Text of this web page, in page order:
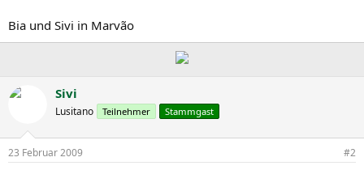
Bia und Sivi in Marvão
Sivi
Lusitano Teilnehmer Stammgast
23 Februar 2009 #2